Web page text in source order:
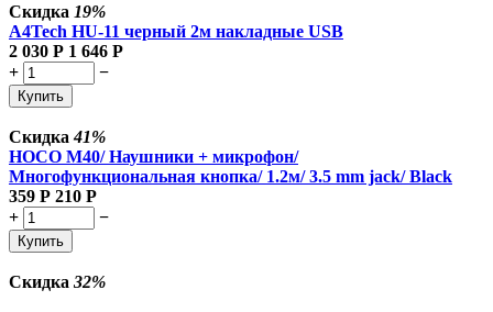
Скидка 19%
A4Tech HU-11 черный 2м накладные USB
2 030 Р 1 646 Р
+
−
Купить
Скидка41%
HOCO M40/ Наушники + микрофон/
Многофункциональная кнопка/ 1.2м/ 3.5 mm jack/ Black
359 Р 210 Р
+
−
Купить
Скидка 32%